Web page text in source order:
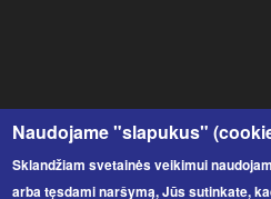
Naudojame "slapukus"
Sklandžiam svetainės veikimui
arba tęsdami naršymą, Jūs sutinkate,